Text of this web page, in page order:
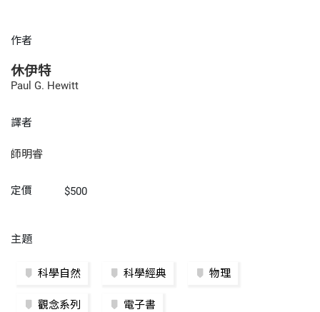
作者
休伊特
Paul G. Hewitt
譯者
師明睿
定價 $500
主題
科學自然 科學經典 物理
觀念系列 電子書